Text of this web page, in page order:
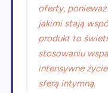
oferty,
jakimi stają
produkt to
stosowaniu
intensywne
sferą intymną.